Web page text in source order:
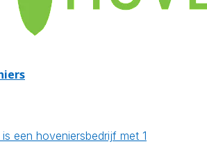
een hoveniersbedrijf met 1